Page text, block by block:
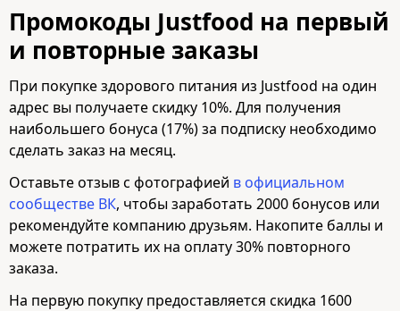
Промокоды Justfood на первый
и повторные заказы
При покупке здорового питания из Justfood на один
адрес вы получаете скидку 10%. Для получения
наибольшего бонуса (17%) за подписку необходимо
сделать заказ на месяц.
Оставьте отзыв с фотографией в официальном
сообществе ВК, чтобы заработать 2000 бонусов или
рекомендуйте компанию друзьям. Накопите баллы и
можете потратить их на оплату 30% повторного
заказа.
На первую покупку предоставляется скидка 1600